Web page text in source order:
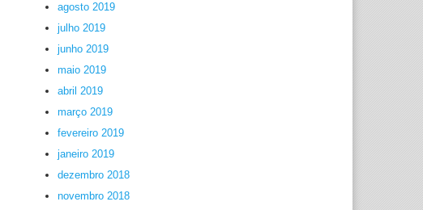
agosto 2019
julho 2019
junho 2019
maio 2019
abril 2019
março 2019
fevereiro 2019
janeiro 2019
dezembro 2018
novembro 2018